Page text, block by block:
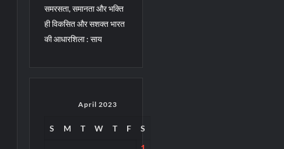
समरसता, समानता और भक्ति
ही विकसित और सशक्त भारत
की आधारशिला : साय
April 2023
S M T W T F S